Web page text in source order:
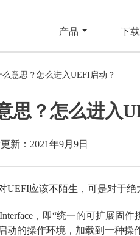
产品 下载
意思？怎么进入UEFI启动？
思？怎么进入
新： 2021年9月9日
应该不陌生，可是对于绝
，即“统一的可扩展固
动的操作环境，加载到一种操